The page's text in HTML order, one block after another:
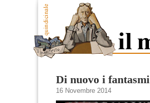
Di nuovo i fantasmi
16 Novembre 2014